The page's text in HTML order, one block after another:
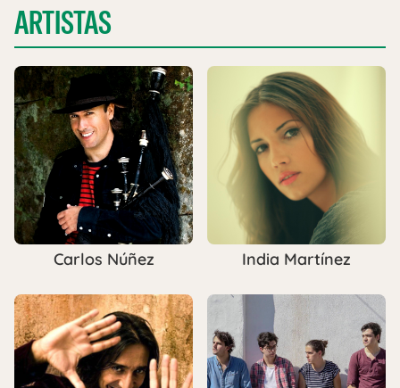
ARTISTAS
Carlos Núñez India Martínez